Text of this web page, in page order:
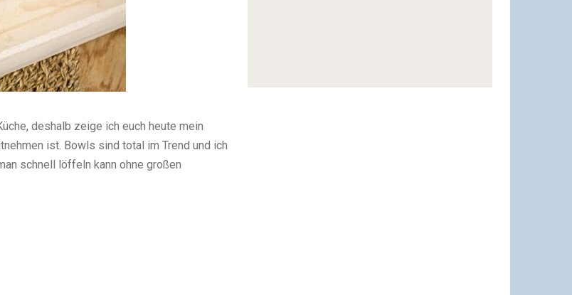
deshalb zeige ich euch heute mein
ist. Bowls sind total im Trend und ich
schnell löffeln kann ohne großen